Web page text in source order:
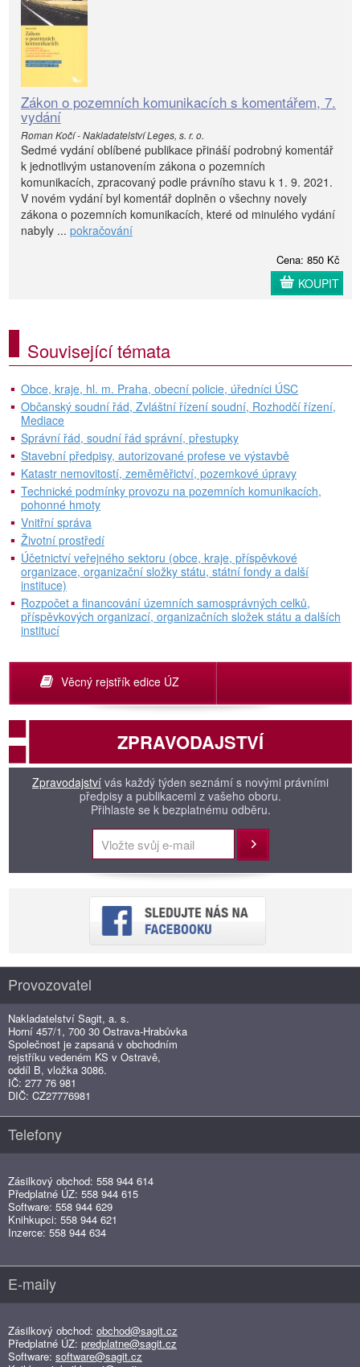
Zákon o pozemních komunikacích s komentářem, 7.
vydání
Roman Kočí - Nakladatelství Leges, s. r. o.
Sedmé vydání oblíbené publikace přináší podrobný komentář
k jednotlivým ustanovením zákona o pozemních
komunikacích, zpracovaný podle právního stavu k 1. 9. 2021.
V novém vydání byl komentář doplněn o všechny novely
zákona o pozemních komunikacích, které od minulého vydání
nabyly ... pokračování
Cena: 850 Kč
KOUPIT
Související témata
Obce, kraje, hl. m. Praha, obecní policie, úředníci ÚSC
Občanský soudní řád, Zvláštní řízení soudní, Rozhodčí řízení,
Mediace
Správní řád, soudní řád správní, přestupky
Stavební předpisy, autorizované profese ve výstavbě
Katastr nemovitostí, zeměměřictví, pozemkové úpravy
Technické podmínky provozu na pozemních komunikacích,
pohonné hmoty
Vnitřní správa
Životní prostředí
Účetnictví veřejného sektoru (obce, kraje, příspěvkové
organizace, organizační složky státu, státní fondy a další
instituce)
Rozpočet a financování územních samosprávných celků,
příspěvkových organizací, organizačních složek státu a dalších
institucí
Věcný rejstřík edice ÚZ
ZPRAVODAJSTVÍ
Zpravodajství vás každý týden seznámí s novými právními
předpisy a publikacemi z vašeho oboru.
Přihlaste se k bezplatnému odběru.
Přihlásit
Provozovatel
Nakladatelství Sagit, a. s.
Horní 457/1, 700 30 Ostrava-Hrabůvka
Společnost je zapsaná v obchodním
rejstříku vedeném KS v Ostravě,
oddíl B, vložka 3086.
IČ: 277 76 981
DIČ: CZ27776981
Telefony
Zásilkový obchod: 558 944 614
Předplatné ÚZ: 558 944 615
Software: 558 944 629
Knihkupci: 558 944 621
Inzerce: 558 944 634
E-maily
Zásilkový obchod: obchod@sagit.cz
Předplatné ÚZ: predplatne@sagit.cz
Software: software@sagit.cz